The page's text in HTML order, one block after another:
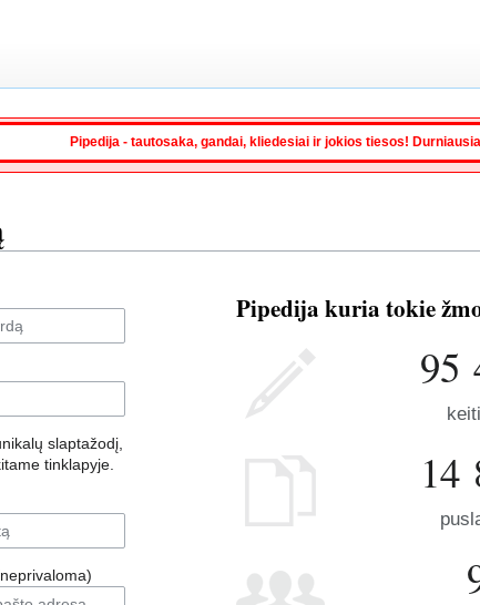
Pipedija - tautosaka, gandai, kliedesiai ir jokios tiesos!
slaptažodį,
tinklapyje.
Pipedija kuria tokie
95
14